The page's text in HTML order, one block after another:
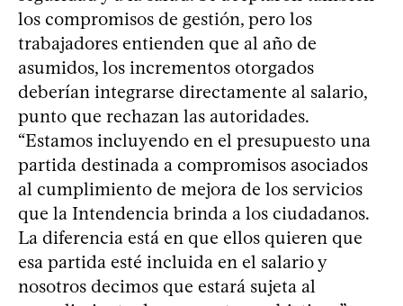
los compromisos de gestión, pero los
trabajadores entienden que al año de
asumidos, los incrementos otorgados
deberían integrarse directamente al salario,
punto que rechazan las autoridades.
“Estamos incluyendo en el presupuesto una
partida destinada a compromisos asociados
al cumplimiento de mejora de los servicios
que la Intendencia brinda a los ciudadanos.
La diferencia está en que ellos quieren que
esa partida esté incluida en el salario y
nosotros decimos que estará sujeta al